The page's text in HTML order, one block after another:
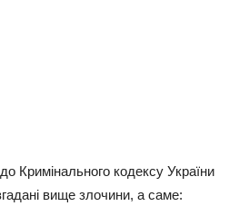
Кримінального кодексу України
вище злочини, а саме: